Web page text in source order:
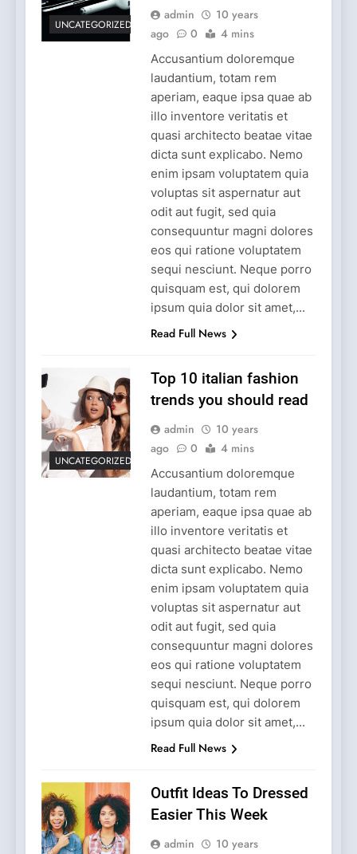
UNCATEGORIZED
admin
10 years
ago
0 4 mins
Accusantium doloremque
laudantium, totam rem
aperiam, eaque ipsa quae ab
illo inventore veritatis et
quasi architecto beatae vitae
dicta sunt explicabo. Nemo
enim ipsam voluptatem quia
voluptas sit aspernatur aut
odit aut fugit, sed quia
consequuntur magni dolores
eos qui ratione voluptatem
sequi nesciunt. Neque porro
quisquam est, qui dolorem
ipsum quia dolor sit amet,...
Read Full News
UNCATEGORIZED
Top 10 italian fashion
trends you should read
admin
10 years
ago
0 4 mins
Accusantium doloremque
laudantium, totam rem
aperiam, eaque ipsa quae ab
illo inventore veritatis et
quasi architecto beatae vitae
dicta sunt explicabo. Nemo
enim ipsam voluptatem quia
voluptas sit aspernatur aut
odit aut fugit, sed quia
consequuntur magni dolores
eos qui ratione voluptatem
sequi nesciunt. Neque porro
quisquam est, qui dolorem
ipsum quia dolor sit amet,...
Read Full News
Outfit Ideas To Dressed
Easier This Week
admin
10 years